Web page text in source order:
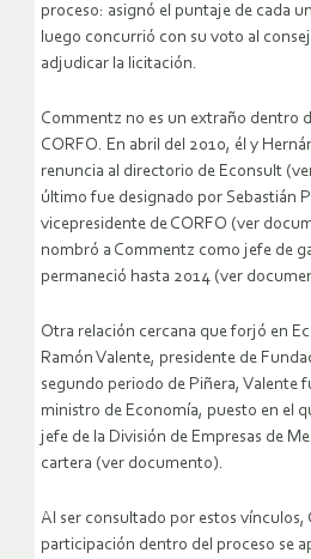
proceso: asignó el puntaje de cada
luego concurrió con su voto al
adjudicar la licitación.
Commentz no es un extraño dentro
CORFO. En abril del 2010, él y
renuncia al directorio de Econsult
último fue designado por Sebastián
vicepresidente de CORFO (ver
nombró a Commentz como jefe de
permaneció hasta 2014 (ver
Otra relación cercana que forjó en
Ramón Valente, presidente de
segundo periodo de Piñera, Valente
ministro de Economía, puesto en el
jefe de la División de Empresas de
cartera (ver documento).
Al ser consultado por estos vínculos,
participación dentro del proceso se